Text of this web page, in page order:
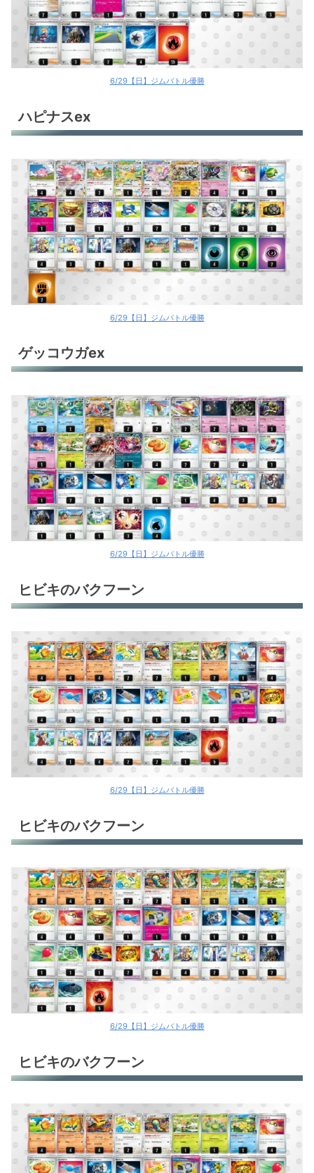
6/29【日】ジムバトル優勝
ハピナスex
6/29【日】ジムバトル優勝
ゲッコウガex
6/29【日】ジムバトル優勝
ヒビキのバクフーン
6/29【日】ジムバトル優勝
ヒビキのバクフーン
6/29【日】ジムバトル優勝
ヒビキのバクフーン